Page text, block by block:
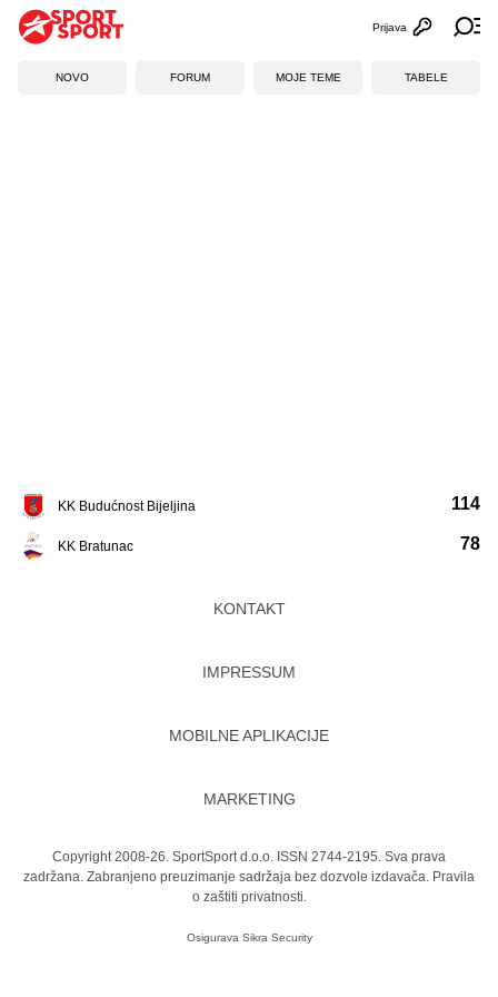
Otvori
Prijava
NOVO FORUM MOJE TEME TABELE
KK Budućnost Bijeljina
KK Bratunac
114
78
KONTAKT
IMPRESSUM
MOBILNE APLIKACIJE
MARKETING
Copyright 2008-26. SportSport d.o.o. ISSN 2744-2195. Sva prava
zadržana. Zabranjeno preuzimanje sadržaja bez dozvole izdavača. Pravila
o zaštiti privatnosti.
Osigurava Sikra Security